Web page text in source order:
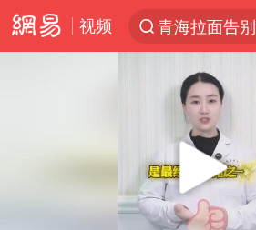
视频
青海拉面告
U17国足三战
我国编制完
台风白海豚登